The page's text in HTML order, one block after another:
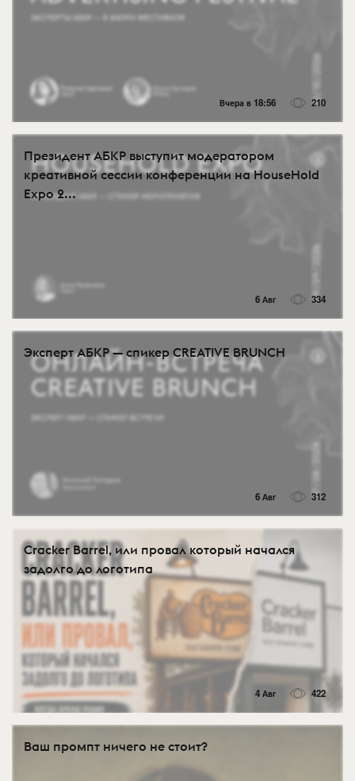
Вчера в 18:56 210
Президент АБКР выступит модератором
креативной сессии конференции на HouseHold
Expo 2...
6 Авг 334
Эксперт АБКР — спикер CREATIVE BRUNCH
6 Авг 312
Cracker Barrel, или провал который начался
задолго до логотипа
4 Авг 422
Ваш промпт ничего не стоит?